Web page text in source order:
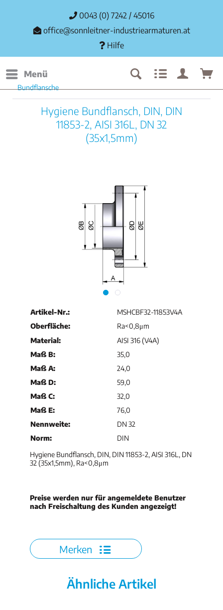
0043 (0) 7242 / 45016
office@sonnleitner-industriearmaturen.at
Hilfe
Menü
Bundflansche
Hygiene Bundflansch, DIN, DIN
11853-2, AISI 316L, DN 32
(35x1,5mm)
Artikel-Nr.:
MSHCBF32-11853V4A
Oberfläche:
Ra<0,8μm
Material:
AISI 316 (V4A)
Maß B:
35,0
Maß A:
24,0
Maß D:
59,0
Maß C:
32,0
Maß E:
76,0
Nennweite:
DN 32
Norm:
DIN
Hygiene Bundflansch, DIN, DIN 11853-2, AISI 316L, DN
32 (35x1,5mm), Ra<0,8μm
Preise werden nur für angemeldete Benutzer
nach Freischaltung des Kunden angezeigt!
Merken
Ähnliche Artikel